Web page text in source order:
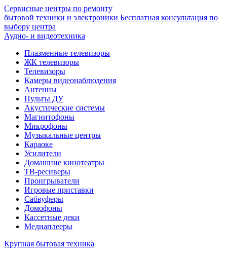
Сервисные центры по ремонту
бытовой техники и электроники Бесплатная консультация по
выбору центра
Аудио- и видеотехника
Плазменные телевизоры
ЖК телевизоры
Телевизоры
Камеры видеонаблюдения
Антенны
Пульты ДУ
Акустические системы
Магнитофоны
Микрофоны
Музыкальные центры
Караоке
Усилители
Домашние кинотеатры
ТВ-ресиверы
Проигрыватели
Игровые приставки
Сабвуферы
Домофоны
Кассетные деки
Медиаплееры
Крупная бытовая техника